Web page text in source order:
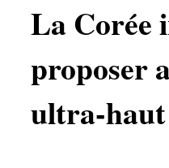
La Corée
proposer
ultra-